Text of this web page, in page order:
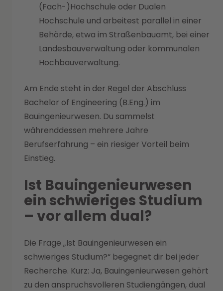
(Fach-)Hochschule oder Dualen
Hochschule und arbeitest parallel in einer
Behörde, etwa im Straßenbauamt, bei einer
Landesbauverwaltung oder kommunalen
Hochbauverwaltung.
Am Ende steht in der Regel der Abschluss
Bachelor of Engineering (B.Eng.) im
Bauingenieurwesen. Du sammelst
währenddessen mehrere Jahre
Berufserfahrung – ein riesiger Vorteil beim
Einstieg.
Ist Bauingenieurwesen
ein schwieriges Studium
– vor allem dual?
Die Frage „Ist Bauingenieurwesen ein
schwieriges Studium?“ begegnet dir bei jeder
Recherche. Kurz: Ja, Bauingenieurwesen gehört
zu den anspruchsvolleren Studiengängen, dual